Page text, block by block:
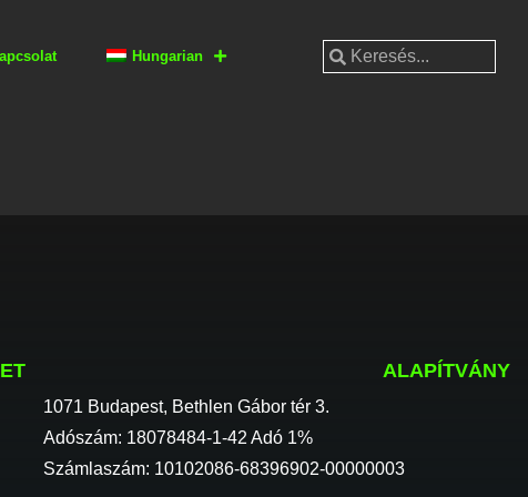
Hungarian
ALAPÍTVÁNY
1071 Budapest, Bethlen Gábor tér 3.
Adószám: 18078484-1-42 Adó 1%
Számlaszám: 10102086-68396902-00000003